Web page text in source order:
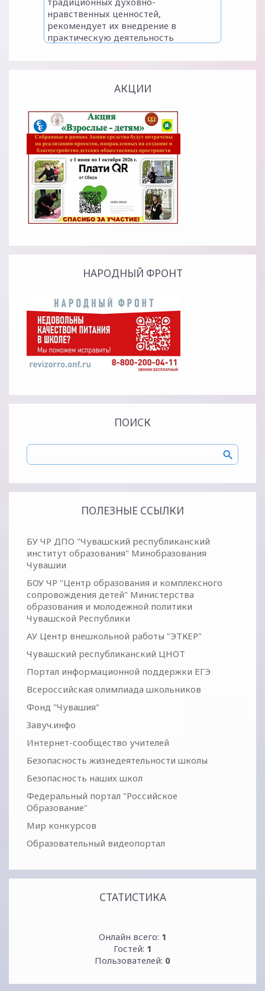
АКЦИИ
НАРОДНЫЙ ФРОНТ
ПОИСК
ПОЛЕЗНЫЕ ССЫЛКИ
БУ ЧР ДПО "Чувашский республиканский
институт образования" Минобразования
Чувашии
БОУ ЧР "Центр образования и комплексного
сопровождения детей" Министерства
образования и молодежной политики
Чувашской Республики
АУ Центр внешкольной работы "ЭТКЕР"
Чувашский республиканский ЦНОТ
Портал информационной поддержки ЕГЭ
Всероссийская олимпиада школьников
Фонд "Чувашия"
Завуч.инфо
Интернет-сообщество учителей
Безопасность жизнедеятельности школы
Безопасность наших школ
Федеральный портал "Российское
Образование"
Мир конкурсов
Образовательный видеопортал
СТАТИСТИКА
Онлайн всего: 1
Гостей: 1
Пользователей: 0